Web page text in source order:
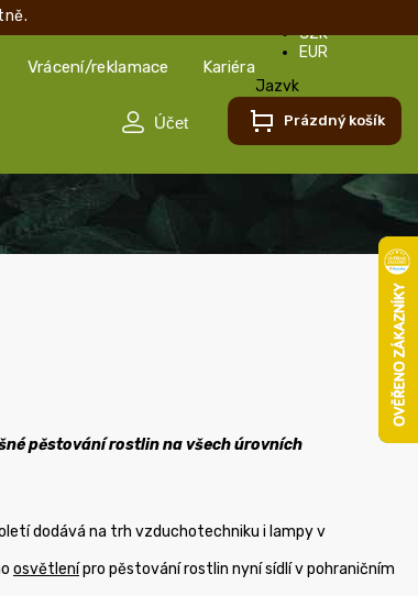
Vrácení/reklamace Kariéra
CZK
EUR
Jazyk
Čeština
Prázdný košík
pěstování rostlin na všech úrovních
dodává na trh vzduchotechniku i lampy v
osvětlenípro pěstování rostlin nyní sídlí v pohraničním